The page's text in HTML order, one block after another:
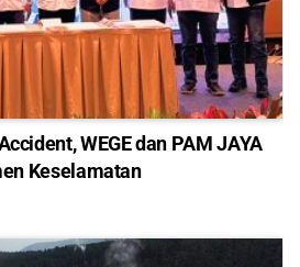
WEGE dan PAM JAYA
Keselamatan